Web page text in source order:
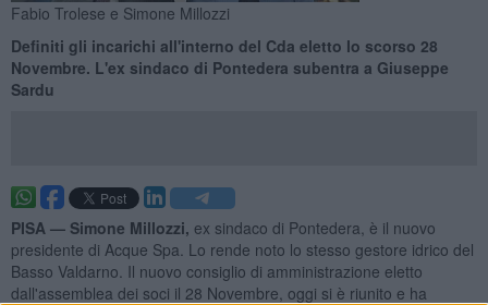
Fabio Trolese e Simone Millozzi
Definiti gli incarichi all'interno del Cda eletto lo scorso 28
Novembre. L'ex sindaco di Pontedera subentra a Giuseppe
Sardu
PISA — Simone Millozzi, ex sindaco di Pontedera, è il nuovo
presidente di Acque Spa. Lo rende noto lo stesso gestore idrico del
Basso Valdarno. Il nuovo consiglio di amministrazione eletto
dall'assemblea dei soci il 28 Novembre, oggi si è riunito e ha